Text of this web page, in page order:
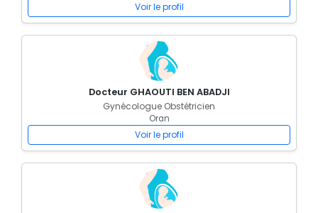
Voir le profil
Docteur GHAOUTI BEN ABADJI
Gynécologue Obstétricien
Oran
Voir le profil